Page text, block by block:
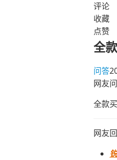
评论
收藏
点赞
全
问答
网友问
全款
网友回